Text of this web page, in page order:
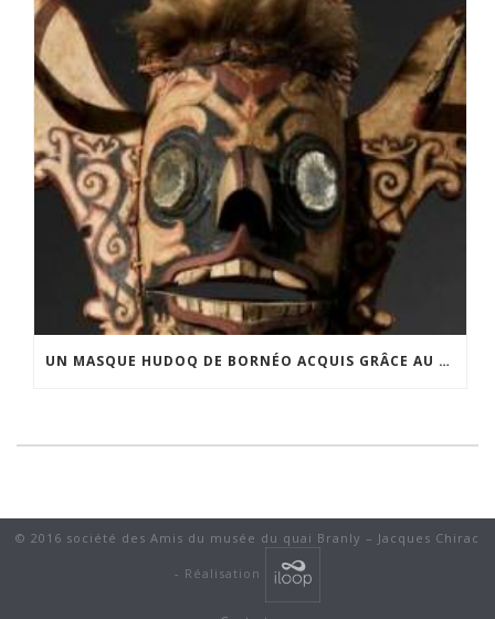
UN MASQUE HUDOQ DE BORNÉO ACQUIS GRÂCE AU SOUTIEN DU CERCLE LÉVI-STRAUSS
© 2016 société des Amis du musée du quai Branly – Jacques Chirac
- Réalisation